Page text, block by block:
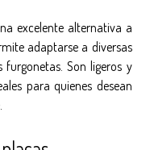
excelente alternativa a
adaptarse a diversas
furgonetas. Son ligeros y
para quienes desean